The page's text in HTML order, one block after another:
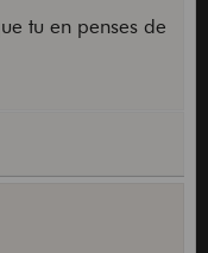
tu en penses de